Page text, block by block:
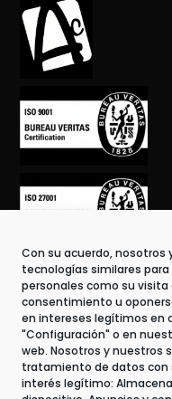
Con su acuerdo, nosotros
tecnologías similares
personales como su visita
consentimiento u
en intereses legítimos en
"Configuración" o en
web. Nosotros y nuestros
tratamiento de datos
interés legítimo:
Contacto